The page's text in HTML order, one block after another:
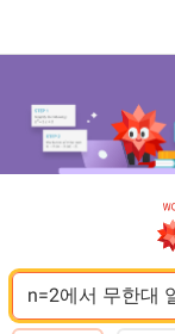
n=2에서 무한대